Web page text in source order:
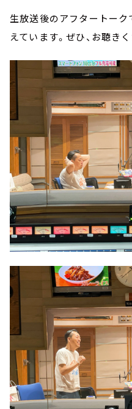
生放送後のアフタートーク
えています。ぜひ、お聴きく